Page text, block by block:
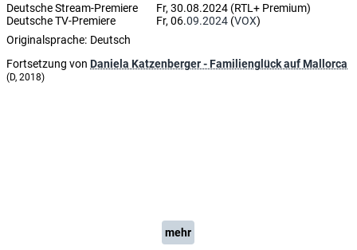
Deutsche Stream-Premiere
Fr, 30.08.2024 (RTL+ Premium)
Deutsche TV-Premiere
Fr, 06.09.2024 (VOX)
Originalsprache: Deutsch
Fortsetzung von Daniela Katzenberger - Familienglück auf Mallorca
(D, 2018)
mehr